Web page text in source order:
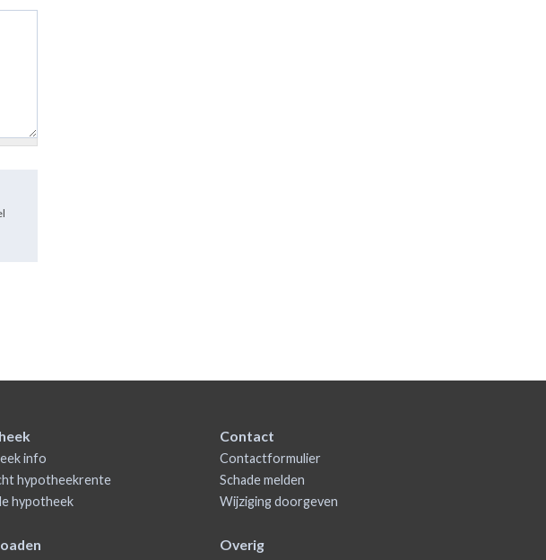
info
hypotheekrente
hypotheek
Contact
Contactformulier
Schade melden
Wijziging doorgeven
Overig